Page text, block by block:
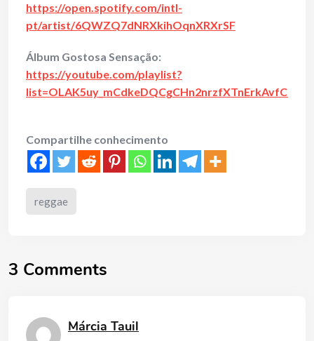
https://open.spotify.com/intl-
pt/artist/6QWZQ7dNRXkihOqnXRXrSF
Álbum Gostosa Sensação:
https://youtube.com/playlist?
Compartilhe conhecimento
reggae
3 Comments
Márcia Tauil